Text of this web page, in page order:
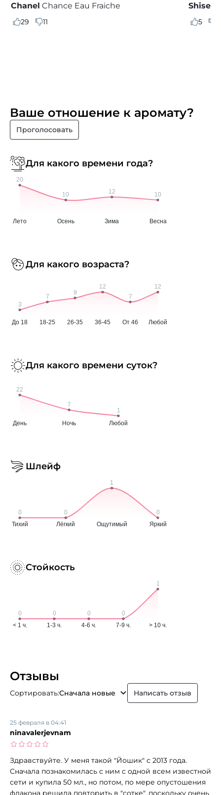
Chanel Chance Eau Fraiche
29 11 5
Ваше отношение к аромату?
Проголосовать
Для какого времени года?
Для какого возраста?
Для какого времени суток?
Шлейф
Стойкость
Отзывы
Сортировать:Сначала новые Написать отзыв
ninavalerjevnam
25 февраля в 04:41
Здравствуйте. У меня такой "Йошик" с 2013 года.
Сначала познакомилась с ним с одной всем известной
сети и купила 50 мл., но потом, по мере опустошения
флакона решила повторить в "сотке", поскольку очень